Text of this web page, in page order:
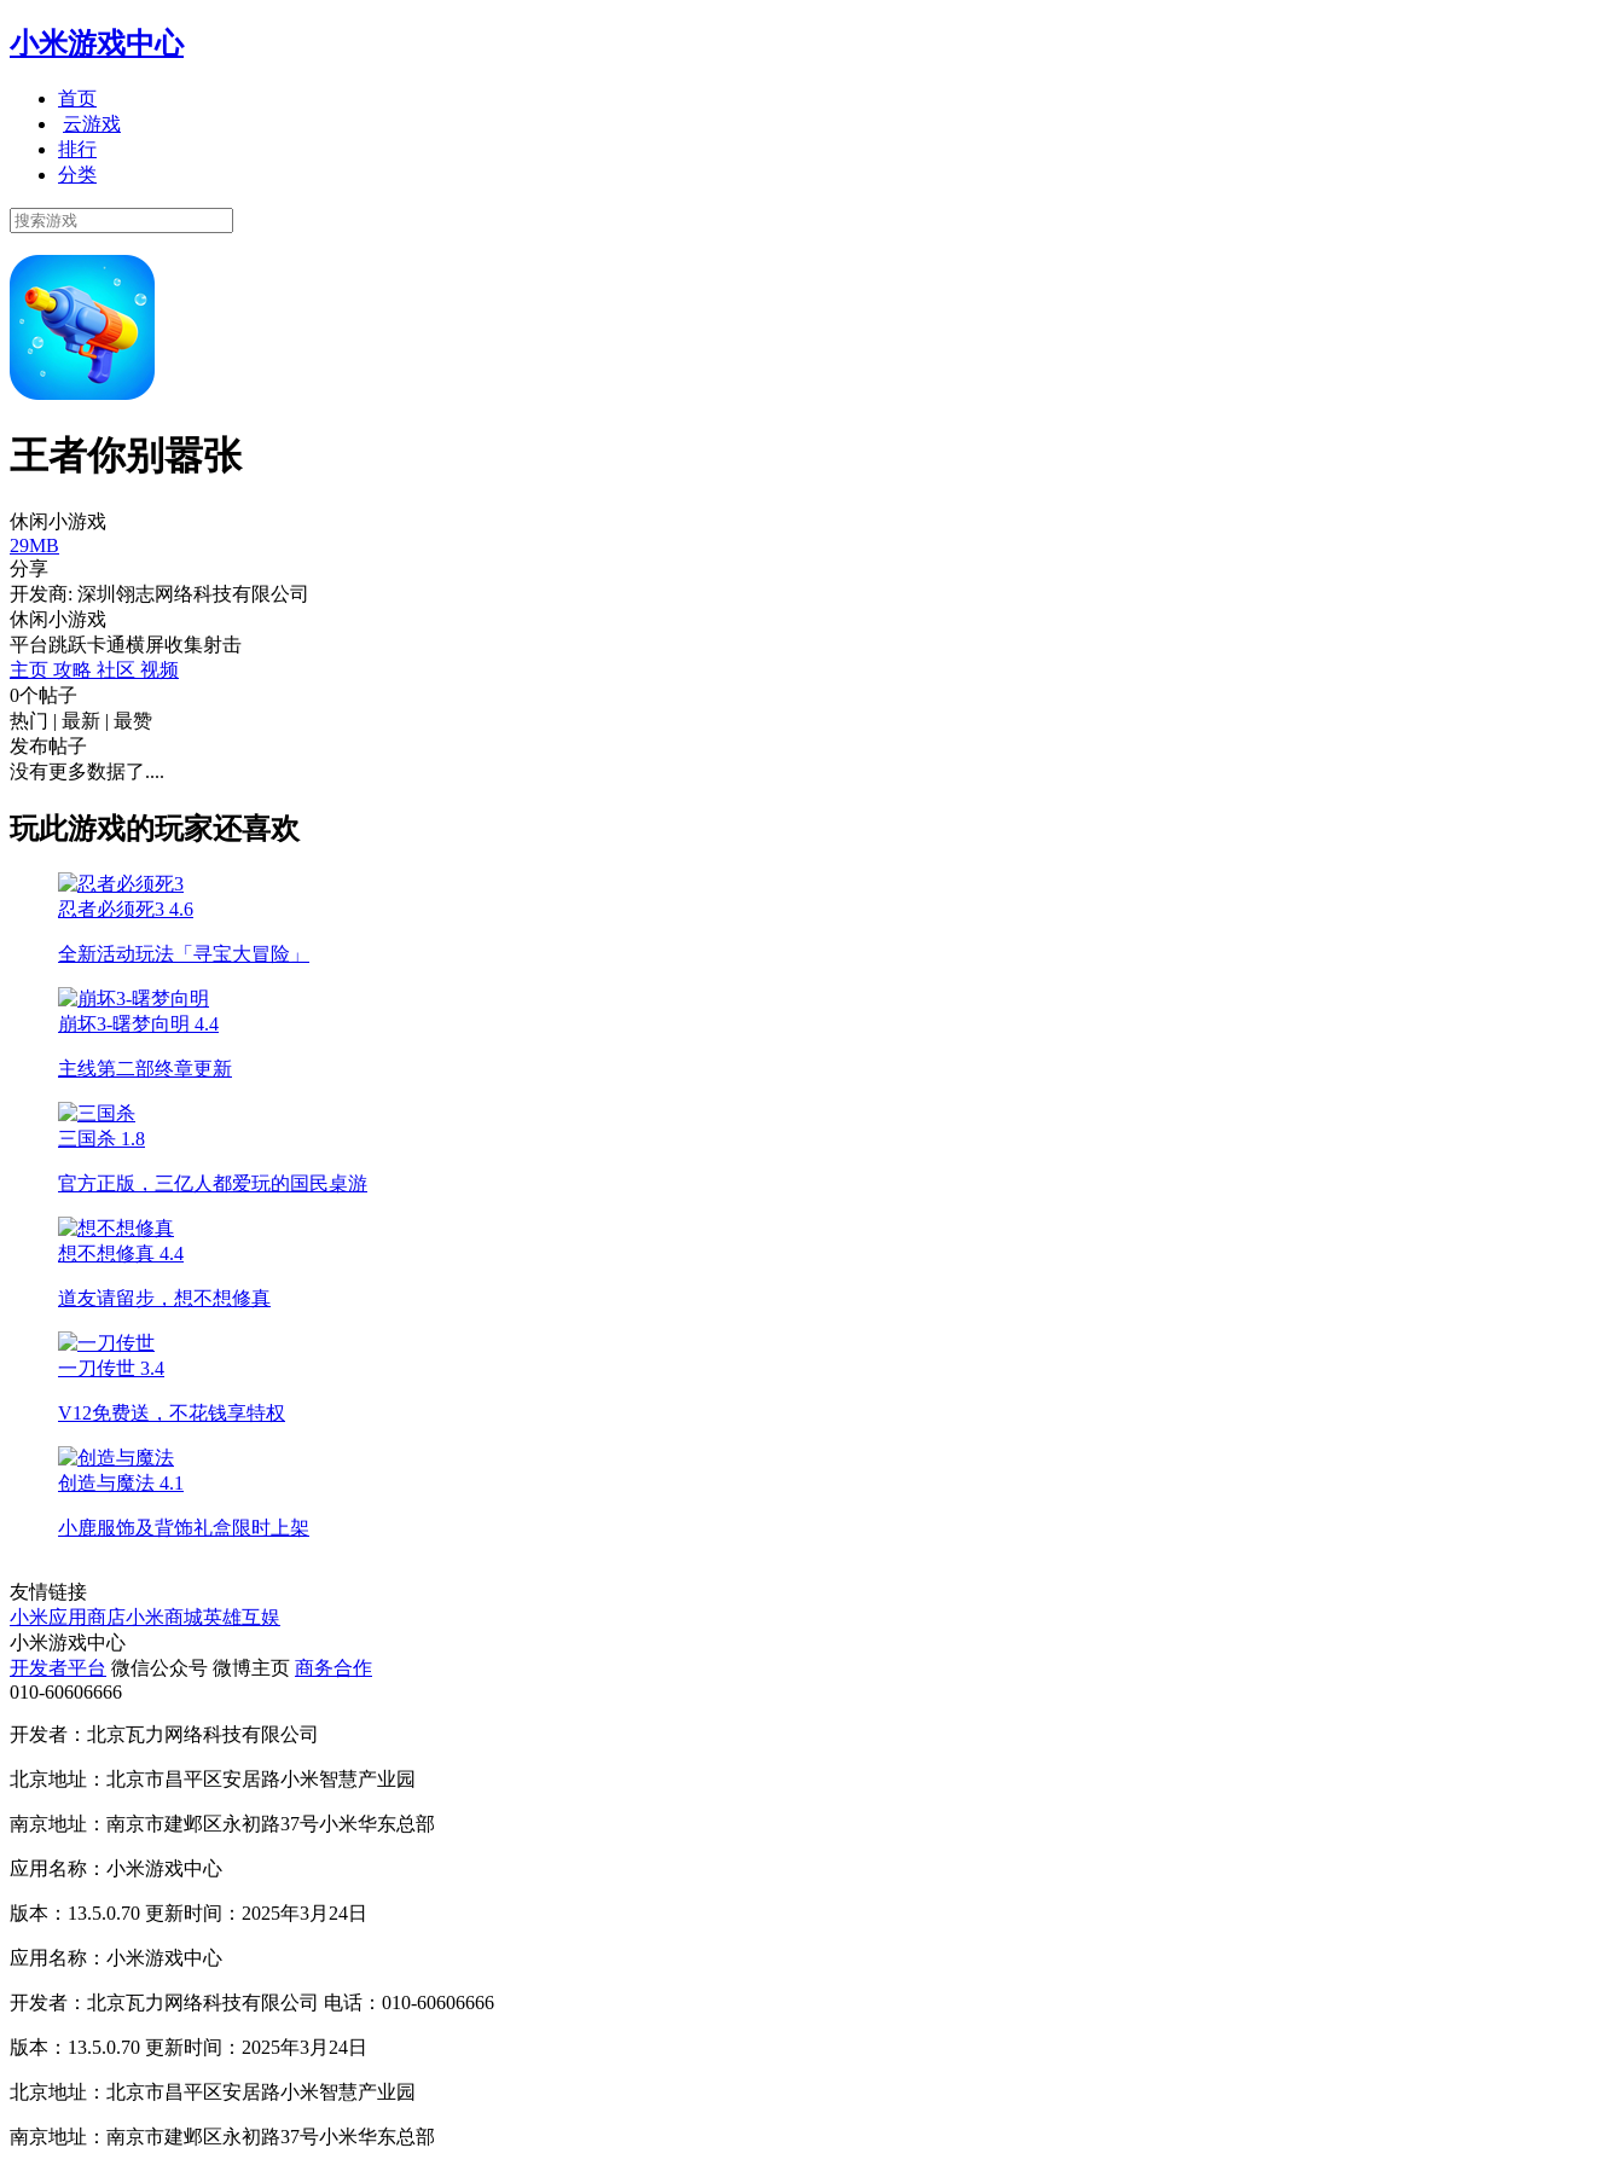
小米游戏中心
首页
云游戏
排行
分类
王者你别嚣张
休闲小游戏
29MB
分享
开发商: 深圳翎志网络科技有限公司
休闲小游戏
平台跳跃卡通横屏收集射击
主页 攻略 社区 视频
0个帖子
热门 | 最新 | 最赞
发布帖子
没有更多数据了....
玩此游戏的玩家还喜欢
忍者必须死3 4.6
全新活动玩法「寻宝大冒险」
崩坏3-曙梦向明 4.4
主线第二部终章更新
三国杀 1.8
官方正版，三亿人都爱玩的国民桌游
想不想修真 4.4
道友请留步，想不想修真
一刀传世 3.4
V12免费送，不花钱享特权
创造与魔法 4.1
小鹿服饰及背饰礼盒限时上架
友情链接
小米应用商店小米商城英雄互娱
小米游戏中心
开发者平台 微信公众号 微博主页 商务合作
010-60606666
开发者：北京瓦力网络科技有限公司
北京地址：北京市昌平区安居路小米智慧产业园
南京地址：南京市建邺区永初路37号小米华东总部
应用名称：小米游戏中心
版本：13.5.0.70 更新时间：2025年3月24日
应用名称：小米游戏中心
开发者：北京瓦力网络科技有限公司 电话：010-60606666
版本：13.5.0.70 更新时间：2025年3月24日
北京地址：北京市昌平区安居路小米智慧产业园
南京地址：南京市建邺区永初路37号小米华东总部